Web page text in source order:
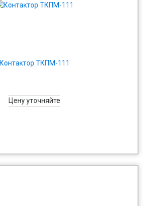
Контактор ТКПМ-111
Цену уточняйте